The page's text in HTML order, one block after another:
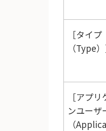
タイプ
（Type）
アプリ
ンユーザ
（